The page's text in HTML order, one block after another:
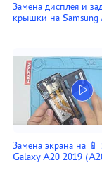
Замена дисплея и
крышки на Samsung
Замена экрана на 📱
Galaxy A20 2019